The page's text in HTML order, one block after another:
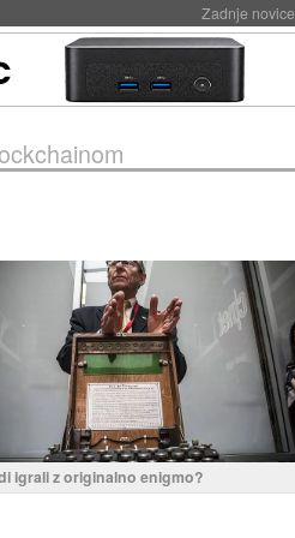
Zadnje novice
igrali z originalno enigmo?